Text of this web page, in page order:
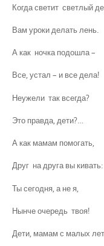
Когда светит светлый
Вам уроки делать лень.
А как ночка подошла –
Все, устал – и все дела!
Неужели так всегда?
Это правда, дети?…
А как мамам помогать,
Друг на друга вы кивать:
Ты сегодня, а не я,
Нынче очередь твоя!
Дети, мамам с малых лет